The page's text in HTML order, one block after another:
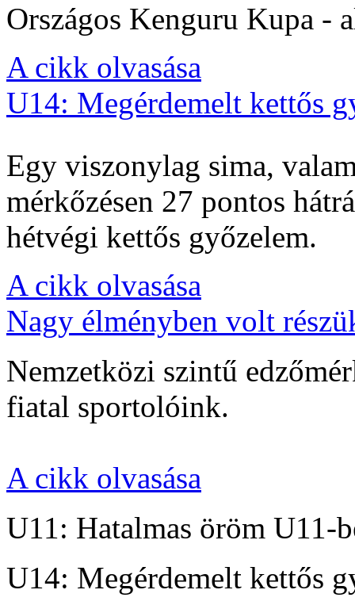
Országos Kenguru Kupa -
A cikk olvasása
U14: Megérdemelt kettős
Egy viszonylag sima,
mérkőzésen 27 pontos
hétvégi kettős győzelem.
A cikk olvasása
Nagy élményben volt
Nemzetközi szintű
fiatal sportolóink.
A cikk olvasása
U11: Hatalmas öröm U11-
U14: Megérdemelt kettős